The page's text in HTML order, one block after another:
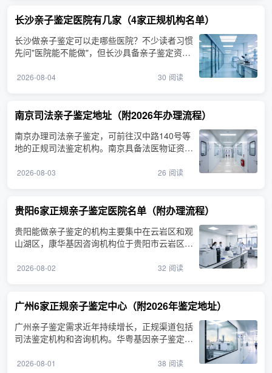
长沙亲子鉴定医院有几家（4家正规机构名单）
长沙做亲子鉴定可以走哪些医院？不少读者习惯
先问"医院能不能做"，但长沙具备亲子鉴定资质
2026-08-04 30 阅读
南京司法亲子鉴定地址（附2026年办理流程）
南京办理司法亲子鉴定，可前往汉中路140号等
地的正规司法鉴定机构。南京具备法医物证资质
2026-08-03 26 阅读
贵阳6家正规亲子鉴定医院名单（附办理流程）
贵阳能做亲子鉴定的机构主要集中在云岩区和观
山湖区，康华基因咨询机构位于贵阳市云岩区延
2026-08-02 32 阅读
广州6家正规亲子鉴定中心（附2026年鉴定地址）
广州亲子鉴定需求近年持续增长，正规渠道包括
司法鉴定机构和咨询机构。华粤基因亲子鉴定咨
2026-08-01 38 阅读